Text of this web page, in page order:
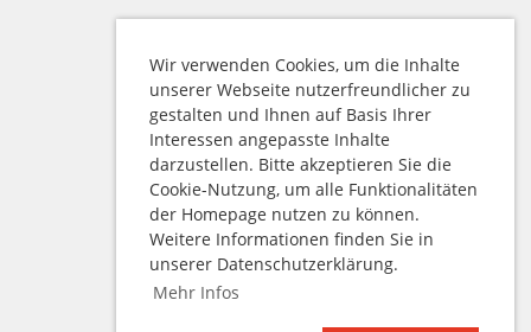
Wir verwenden Cookies, um die Inhalte
unserer Webseite nutzerfreundlicher zu
gestalten und Ihnen auf Basis Ihrer
Interessen angepasste Inhalte
darzustellen. Bitte akzeptieren Sie die
Cookie-Nutzung, um alle Funktionalitäten
der Homepage nutzen zu können.
Weitere Informationen finden Sie in
unserer Datenschutzerklärung.
Mehr Infos